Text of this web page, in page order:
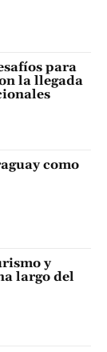
para
la llegada
como
y
largo del